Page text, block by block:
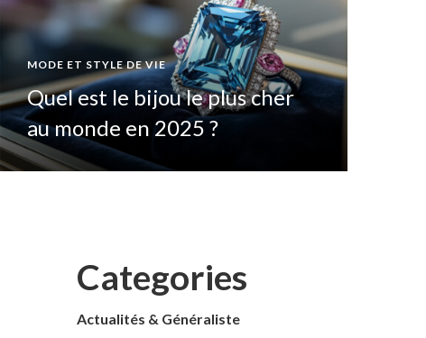
MODE ET STYLE DE VIE
Quel est le bijou le plus cher
au monde en 2025 ?
Categories
Actualités & Généraliste